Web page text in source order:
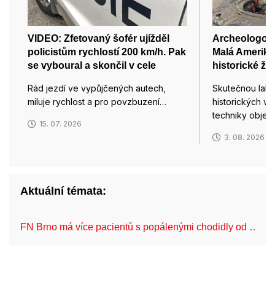
VIDEO: Zfetovaný šofér ujížděl
policistům rychlostí 200 km/h. Pak
se vyboural a skončil v cele
Rád jezdí ve vypůjčených autech,
miluje rychlost a pro povzbuzení…
15. 07. 2026
Malá
historické
Skutečnou
historických
techniky
3. 08. 2026
Aktuální témata:
FN Brno má více pacientů s popálenými chodidly od …